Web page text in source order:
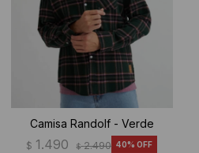
Camisa Randolf - Verde
$ 1.490 $ 2.490 40